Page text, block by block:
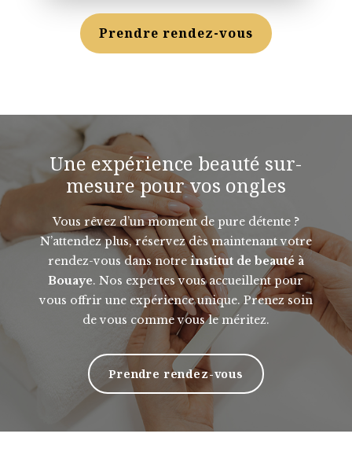
Prendre rendez-vous
Une expérience beauté sur-
mesure pour vos ongles
Vous rêvez d’un moment de pure détente ?
N’attendez plus, réservez dès maintenant votre
rendez-vous dans notreinstitut de beauté à
Bouaye. Nos expertes vous accueillent pour
vous offrir une expérience unique. Prenez soin
de vous comme vous le méritez.
Prendre rendez-vous